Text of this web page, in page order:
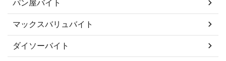
パン屋バイト
マックスバリュバイト
ダイソーバイト